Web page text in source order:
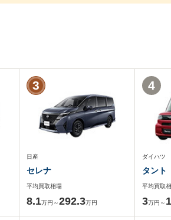
日産
セレナ
平均買取相場
8.1万円～292.3万円
3
ダイハツ
タント
平均買取
3万円～
4